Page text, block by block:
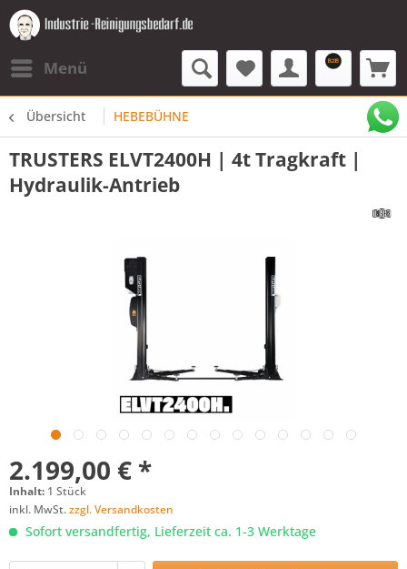
Menü
Übersicht HEBEBÜHNE
TRUSTERS ELVT2400H | 4t Tragkraft |
Hydraulik-Antrieb
2.199,00 € *
Inhalt: 1 Stück
inkl. MwSt.zzgl. Versandkosten
Sofort versandfertig, Lieferzeit ca. 1-3 Werktage